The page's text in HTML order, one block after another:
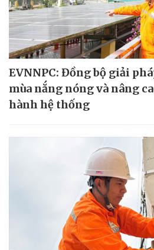
EVNNPC: Đồng bộ giải
mùa nắng nóng và nâng
hành hệ thống